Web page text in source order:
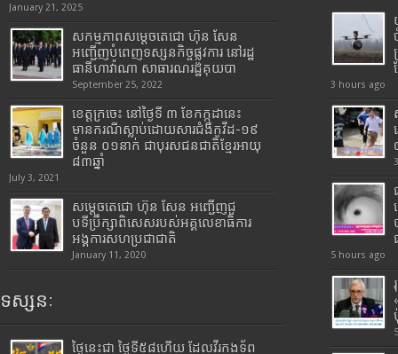
January 21, 2025
សកម្មភាពសម្តេចតេជោ ហ៊ុន សែន
អញ្ជើញបំពេញទស្សនកិច្ចផ្លូវការ នៅរដ្ឋ
ធានីហាវ៉ាណា សាធារណរដ្ឋគុយបា
September 25, 2022
ខេត្តក្រចេះ នៅថ្ងៃទី ៣ ខែកក្កដានេះ
មានករណីស្លាប់ដោយសារជំងឺកូវីដ-១៩
ចំនួន ០១នាក់ ជាបុរសជនជាតិខ្មែរអាយុ
៨៣ឆ្នាំ
July 3, 2021
សម្តេចតេជោ ហ៊ុន សែន អញ្ជើញជួ
បទីប្រឹក្សាពិសេសរបស់អគ្គលេខាធិការ
អង្គការសហប្រជាជាតិ
January 11, 2020
ទស្សនៈ
ថ្ងៃនេះជា ថ្ងៃទី៥៨ហើយ ដែលវីរកងទ័ព
3 hours ago
5 hours ago